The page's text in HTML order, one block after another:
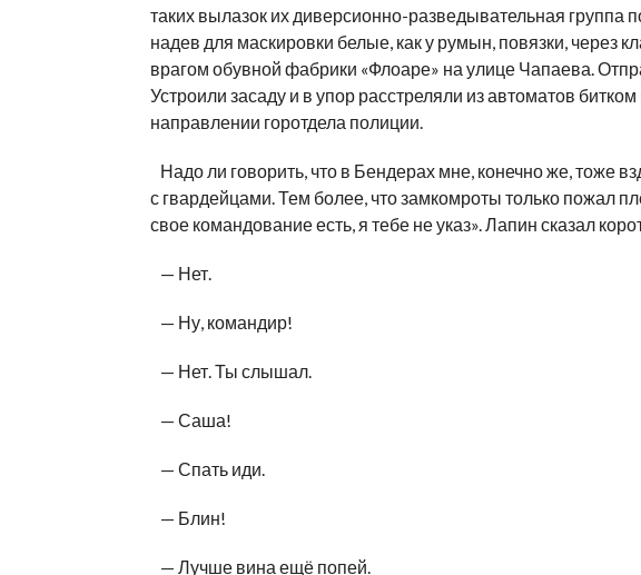
таких вылазок их диверсионно-разведывательная
надев для маскировки белые, как у румын, повязки, через
врагом обувной фабрики «Флоаре» на улице Чапаева.
Устроили засаду и в упор расстреляли из автоматов
направлении горотдела полиции.
Надо ли говорить, что в Бендерах мне, конечно же, тоже
с гвардейцами. Тем более, что замкомроты только пожал
свое командование есть, я тебе не указ». Лапин сказал
— Нет.
— Ну, командир!
— Нет. Ты слышал.
— Саша!
— Спать иди.
— Блин!
— Лучше вина ещё попей.